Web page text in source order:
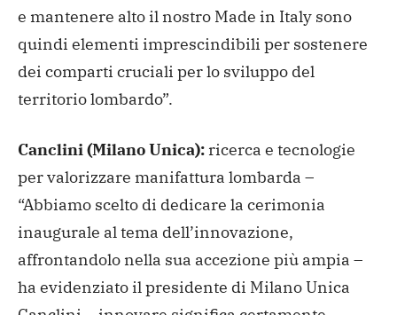
e mantenere alto il nostro Made in Italy sono
quindi elementi imprescindibili per sostenere
dei comparti cruciali per lo sviluppo del
territorio lombardo”.
Canclini (Milano Unica): ricerca e tecnologie
per valorizzare manifattura lombarda –
“Abbiamo scelto di dedicare la cerimonia
inaugurale al tema dell’innovazione,
affrontandolo nella sua accezione più ampia –
ha evidenziato il presidente di Milano Unica